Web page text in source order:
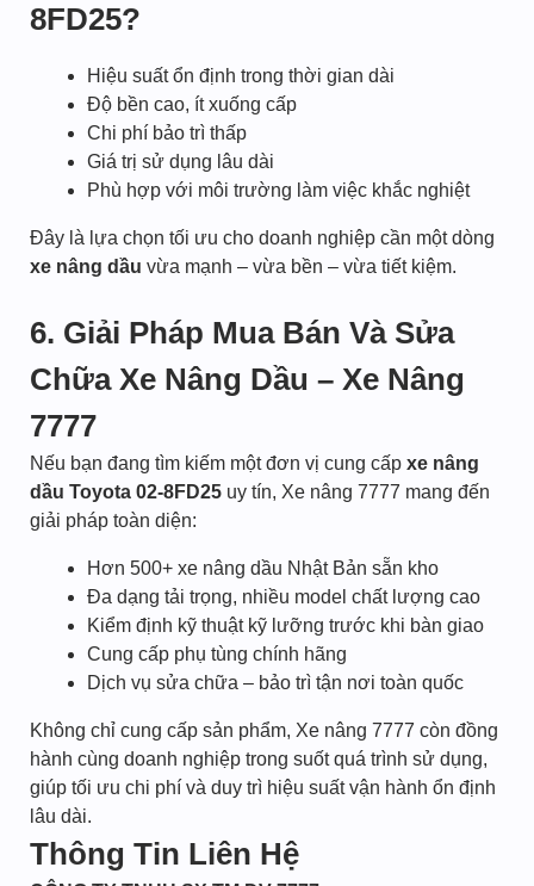
8FD25?
Hiệu suất ổn định trong thời gian dài
Độ bền cao, ít xuống cấp
Chi phí bảo trì thấp
Giá trị sử dụng lâu dài
Phù hợp với môi trường làm việc khắc nghiệt
Đây là lựa chọn tối ưu cho doanh nghiệp cần một dòng
xe nâng dầu vừa mạnh – vừa bền – vừa tiết kiệm.
6. Giải Pháp Mua Bán Và Sửa
Chữa Xe Nâng Dầu – Xe Nâng
7777
Nếu bạn đang tìm kiếm một đơn vị cung cấp xe nâng
dầu Toyota 02-8FD25 uy tín, Xe nâng 7777 mang đến
giải pháp toàn diện:
Hơn 500+ xe nâng dầu Nhật Bản sẵn kho
Đa dạng tải trọng, nhiều model chất lượng cao
Kiểm định kỹ thuật kỹ lưỡng trước khi bàn giao
Cung cấp phụ tùng chính hãng
Dịch vụ sửa chữa – bảo trì tận nơi toàn quốc
Không chỉ cung cấp sản phẩm, Xe nâng 7777 còn đồng
hành cùng doanh nghiệp trong suốt quá trình sử dụng,
giúp tối ưu chi phí và duy trì hiệu suất vận hành ổn định
lâu dài.
Thông Tin Liên Hệ